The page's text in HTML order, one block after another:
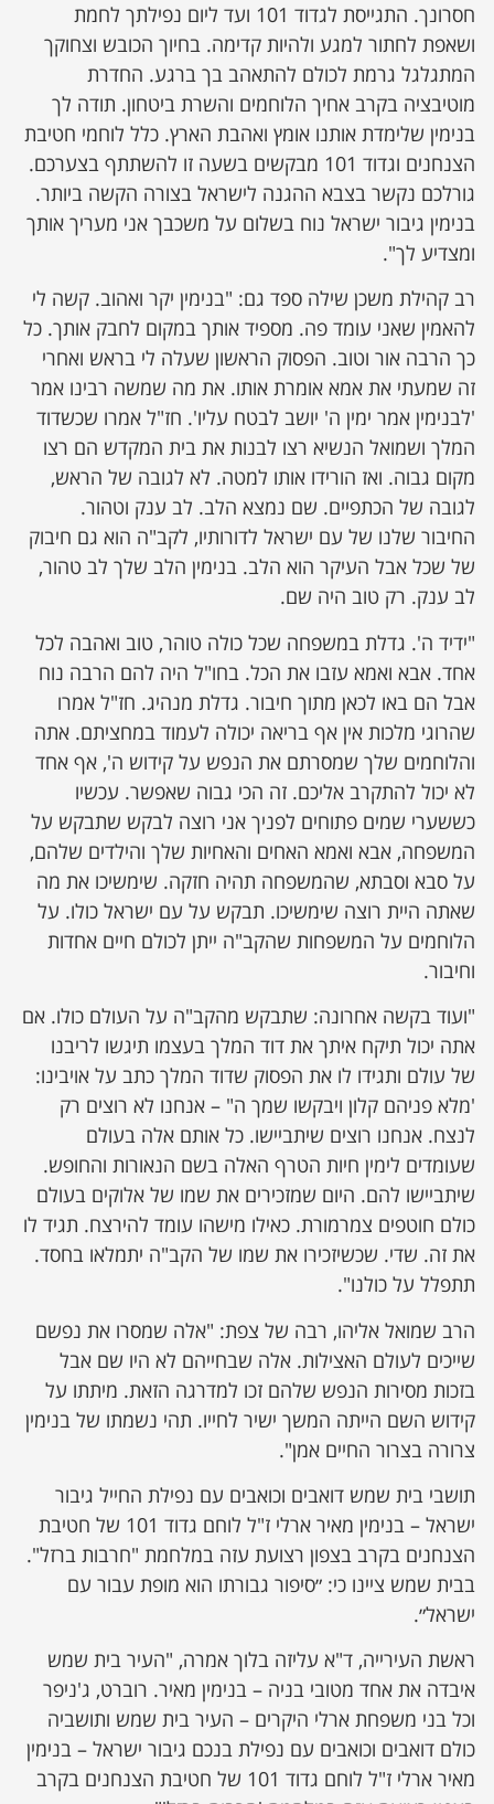
חסרונך. התגייסת לגדוד 101 ועד ליום נפילתך לחמת
ושאפת לחתור למגע ולהיות קדימה. בחיוך הכובש וצחוקך
המתגלגל גרמת לכולם להתאהב בך ברגע. החדרת
מוטיבציה בקרב אחיך הלוחמים והשרת ביטחון. תודה לך
בנימין שלימדת אותנו אומץ ואהבת הארץ. כלל לוחמי חטיבת
הצנחנים וגדוד 101 מבקשים בשעה זו להשתתף בצערכם.
גורלכם נקשר בצבא ההגנה לישראל בצורה הקשה ביותר.
בנימין גיבור ישראל נוח בשלום על משכבך אני מעריך אותך
ומצדיע לך".
רב קהילת משכן שילה ספד גם: "בנימין יקר ואהוב. קשה לי
להאמין שאני עומד פה. מספיד אותך במקום לחבק אותך. כל
כך הרבה אור וטוב. הפסוק הראשון שעלה לי בראש ואחרי
זה שמעתי את אמא אומרת אותו. את מה שמשה רבינו אמר
'לבנימין אמר ימין ה' יושב לבטח עליו'. חז"ל אמרו שכשדוד
המלך ושמואל הנשיא רצו לבנות את בית המקדש הם רצו
מקום גבוה. ואז הורידו אותו למטה. לא לגובה של הראש,
לגובה של הכתפיים. שם נמצא הלב. לב ענק וטהור.
החיבור שלנו של עם ישראל לדורותיו, לקב"ה הוא גם חיבוק
של שכל אבל העיקר הוא הלב. בנימין הלב שלך לב טהור,
לב ענק. רק טוב היה שם.
"ידיד ה'. גדלת במשפחה שכל כולה טוהר, טוב ואהבה לכל
אחד. אבא ואמא עזבו את הכל. בחו"ל היה להם הרבה נוח
אבל הם באו לכאן מתוך חיבור. גדלת מנהיג. חז"ל אמרו
שהרוגי מלכות אין אף בריאה יכולה לעמוד במחציתם. אתה
והלוחמים שלך שמסרתם את הנפש על קידוש ה', אף אחד
לא יכול להתקרב אליכם. זה הכי גבוה שאפשר. עכשיו
כששערי שמים פתוחים לפניך אני רוצה לבקש שתבקש על
המשפחה, אבא ואמא האחים והאחיות שלך והילדים שלהם,
על סבא וסבתא, שהמשפחה תהיה חזקה. שימשיכו את מה
שאתה היית רוצה שימשיכו. תבקש על עם ישראל כולו. על
הלוחמים על המשפחות שהקב"ה ייתן לכולם חיים אחדות
וחיבור.
"ועוד בקשה אחרונה: שתבקש מהקב"ה על העולם כולו. אם
אתה יכול תיקח איתך את דוד המלך בעצמו תיגשו לריבנו
של עולם ותגידו לו את הפסוק שדוד המלך כתב על אויבינו:
'מלא פניהם קלון ויבקשו שמך ה" – אנחנו לא רוצים רק
לנצח. אנחנו רוצים שיתביישו. כל אותם אלה בעולם
שעומדים לימין חיות הטרף האלה בשם הנאורות והחופש.
שיתביישו להם. היום שמזכירים את שמו של אלוקים בעולם
כולם חוטפים צמרמורת. כאילו מישהו עומד להירצח. תגיד לו
את זה. שדי. שכשיזכירו את שמו של הקב"ה יתמלאו בחסד.
תתפלל על כולנו".
הרב שמואל אליהו, רבה של צפת: "אלה שמסרו את נפשם
שייכים לעולם האצילות. אלה שבחייהם לא היו שם אבל
בזכות מסירות הנפש שלהם זכו למדרגה הזאת. מיתתו על
קידוש השם הייתה המשך ישיר לחייו. תהי נשמתו של בנימין
צרורה בצרור החיים אמן".
תושבי בית שמש דואבים וכואבים עם נפילת החייל גיבור
ישראל – בנימין מאיר ארלי ז"ל לוחם גדוד 101 של חטיבת
הצנחנים בקרב בצפון רצועת עזה במלחמת "חרבות ברזל".
בבית שמש ציינו כי: ״סיפור גבורתו הוא מופת עבור עם
ישראל״.
ראשת העירייה, ד"א עליזה בלוך אמרה, "העיר בית שמש
איבדה את אחד מטובי בניה – בנימין מאיר. רוברט, ג'ניפר
וכל בני משפחת ארלי היקרים – העיר בית שמש ותושביה
כולם דואבים וכואבים עם נפילת בנכם גיבור ישראל – בנימין
מאיר ארלי ז"ל לוחם גדוד 101 של חטיבת הצנחנים בקרב